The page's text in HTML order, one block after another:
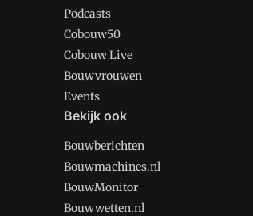
Podcasts
Cobouw50
Cobouw Live
Bouwvrouwen
Events
Bekijk ook
Bouwberichten
Bouwmachines.nl
BouwMonitor
Bouwwetten.nl